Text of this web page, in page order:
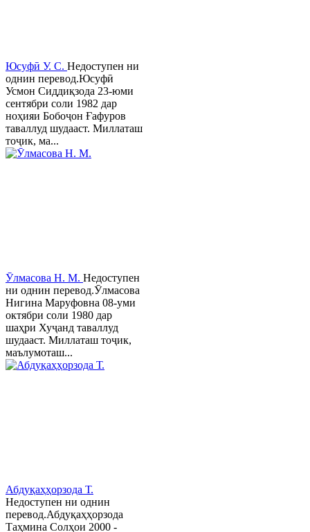
Юсуфӣ У. C. Недоступен ни
однин перевод.Юсуфӣ
Усмон Сиддиқзода 23-юми
сентябри соли 1982 дар
ноҳияи Бобоҷон Ғафуров
таваллуд шудааст. Миллаташ
тоҷик, ма...
Ӯлмасова Н. М. Недоступен
ни однин перевод.Ӯлмасова
Нигина Маруфовна 08-уми
октябри соли 1980 дар
шаҳри Хуҷанд таваллуд
шудааст. Миллаташ тоҷик,
маълумоташ...
Абдуқаҳҳорзода Т.
Недоступен ни однин
перевод.Абдуқаҳҳорзода
Таҳмина Солҳои 2000 -